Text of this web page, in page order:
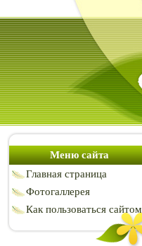
Меню сайта
Главная страница
Фотогаллерея
Как пользоваться сайтом